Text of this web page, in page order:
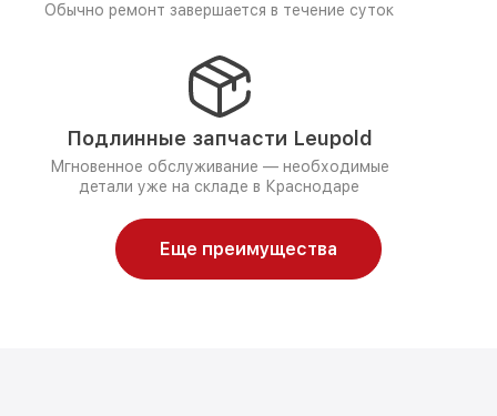
Обычно ремонт завершается в течение суток
Подлинные запчасти Leupold
Мгновенное обслуживание — необходимые
детали уже на складе в Краснодаре
Еще преимущества